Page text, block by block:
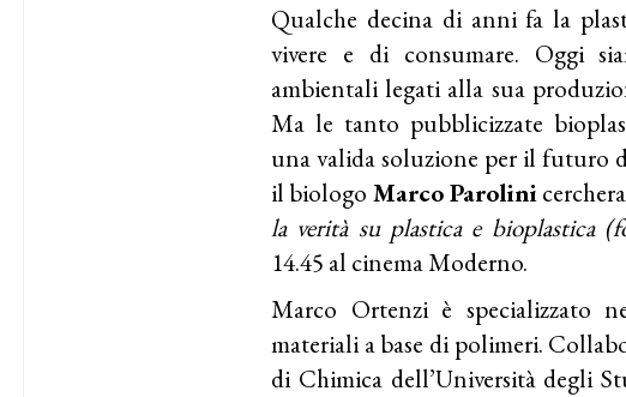
Qualche decina di anni fa la
vivere e di consumare. Oggi
ambientali legati alla sua
Ma le tanto pubblicizzate
una valida soluzione per il futuro
il biologo Marco Parolini
la verità su plastica e bioplastica
14.45 al cinema Moderno.
Marco Ortenzi è specializzato
materiali a base di polimeri.
di Chimica dell’Università degli